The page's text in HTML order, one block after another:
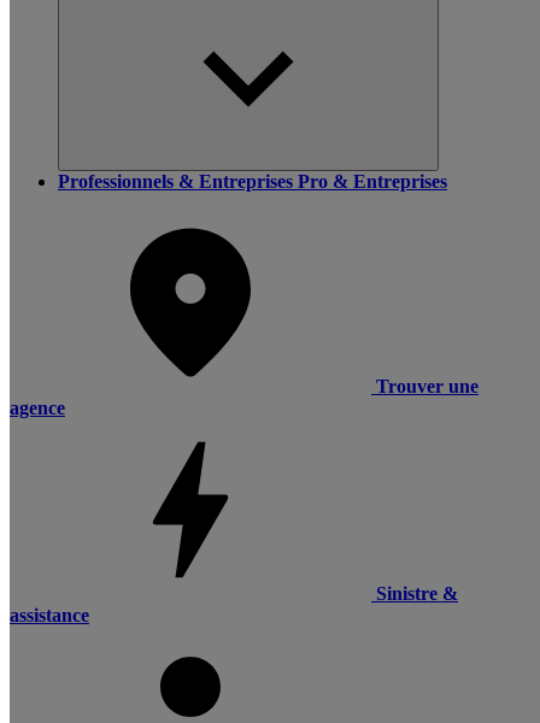
Professionnels & Entreprises Pro & Entreprises
Trouver une
agence
Sinistre &
assistance